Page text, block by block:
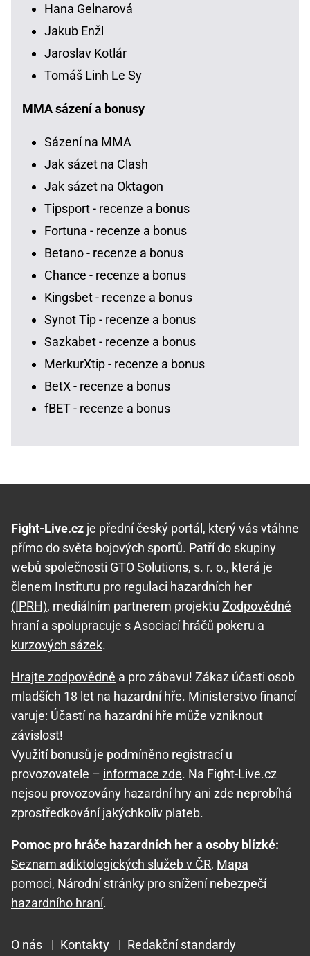
Hana Gelnarová
Jakub Enžl
Jaroslav Kotlár
Tomáš Linh Le Sy
MMA sázení a bonusy
Sázení na MMA
Jak sázet na Clash
Jak sázet na Oktagon
Tipsport - recenze a bonus
Fortuna - recenze a bonus
Betano - recenze a bonus
Chance - recenze a bonus
Kingsbet - recenze a bonus
Synot Tip - recenze a bonus
Sazkabet - recenze a bonus
MerkurXtip - recenze a bonus
BetX - recenze a bonus
fBET - recenze a bonus
Fight-Live.cz je přední český portál, který vás vtáhne
přímo do světa bojových sportů. Patří do skupiny
webů společnosti GTO Solutions, s. r. o., která je
členem Institutu pro regulaci hazardních her
(IPRH), mediálním partnerem projektu Zodpovědné
hranía spolupracuje sAsociací hráčů pokeru a
kurzových sázek.
Hrajte zodpovědně a pro zábavu! Zákaz účasti osob
mladších 18 let na hazardní hře. Ministerstvo financí
varuje: Účastí na hazardní hře může vzniknout
závislost!
Využití bonusů je podmíněno registrací u
provozovatele – informace zde. Na Fight-Live.cz
nejsou provozovány hazardní hry ani zde neprobíhá
zprostředkování jakýchkoliv plateb.
Pomoc pro hráče hazardních her a osoby blízké:
Seznam adiktologických služeb v ČR, Mapa
pomoci, Národní stránky pro snížení nebezpečí
hazardního hraní.
O nás | Kontakty | Redakční standardy